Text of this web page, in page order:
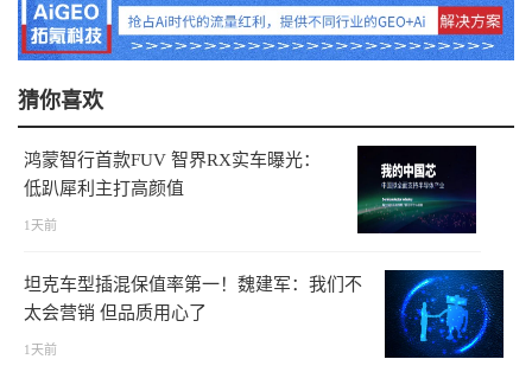
猜你喜欢
鸿蒙智行首款FUV 智界RX实车曝光：
低趴犀利主打高颜值
1天前
坦克车型插混保值率第一！魏建军：我们不
太会营销 但品质用心了
1天前